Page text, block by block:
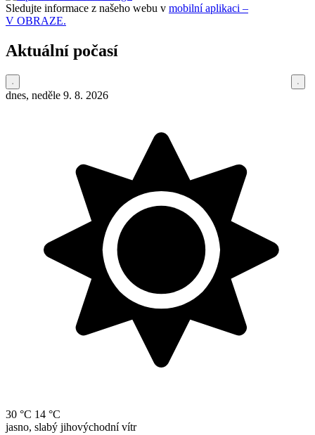
Sledujte informace z našeho webu v mobilní aplikaci –
V OBRAZE.
Aktuální počasí
dnes, neděle 9. 8. 2026
30 °C 14 °C
jasno, slabý jihovýchodní vítr